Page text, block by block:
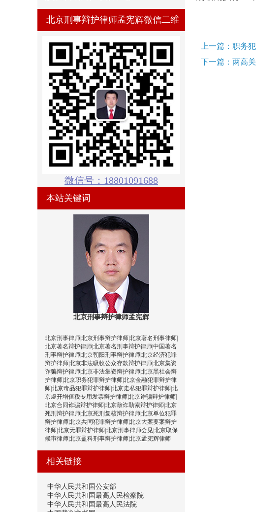
上一篇：职务
下一篇：两高
北京刑事辩护律师孟宪辉微信二维
码
微信号：18801091688
本站关键词
北京刑事辩护律师孟宪辉
北京刑事律师|北京刑事辩护律师|北京著名刑事律师|
北京著名辩护律师|北京著名刑事辩护律师|中国著名
刑事辩护律师|北京朝阳刑事辩护律师|北京经济犯罪
辩护律师|北京非法吸收公众存款辩护律师|北京集资
诈骗辩护律师|北京非法集资辩护律师|北京黑社会辩
护律师|北京职务犯罪辩护律师|北京金融犯罪辩护律
师|北京毒品犯罪辩护律师|北京走私犯罪辩护律师|北
京虚开增值税专用发票辩护律师|北京诈骗辩护律师|
北京合同诈骗辩护律师|北京敲诈勒索辩护律师|北京
死刑辩护律师|北京死刑复核辩护律师|北京单位犯罪
辩护律师|北京共同犯罪辩护律师|北京大案要案辩护
律师|北京无罪辩护律师|北京刑事律师会见|北京取保
候审律师|北京盈科刑事辩护律师|北京孟宪辉律师
相关链接
中华人民共和国公安部
中华人民共和国最高人民检察院
中华人民共和国最高人民法院